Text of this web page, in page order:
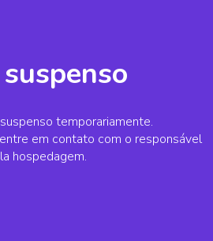
temporariamente.
em contato com o responsável
hospedagem.